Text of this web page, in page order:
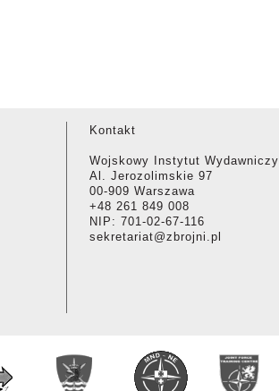
Kontakt
Wojskowy Instytut Wydawniczy
Al. Jerozolimskie 97
00-909 Warszawa
+48 261 849 008
NIP: 701-02-67-116
sekretariat@zbrojni.pl